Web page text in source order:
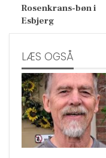
Rosenkrans-bøn i
Esbjerg
LÆS OGSÅ